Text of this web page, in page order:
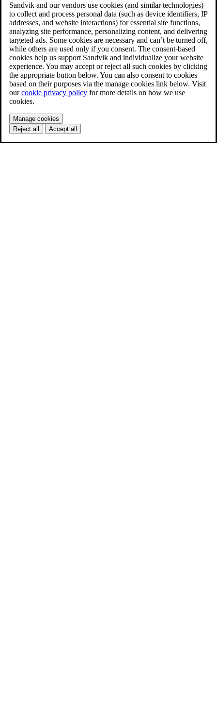
Sandvik and our vendors use cookies (and similar technologies)
to collect and process personal data (such as device identifiers, IP
addresses, and website interactions) for essential site functions,
analyzing site performance, personalizing content, and delivering
targeted ads. Some cookies are necessary and can’t be turned off,
while others are used only if you consent. The consent-based
cookies help us support Sandvik and individualize your website
experience. You may accept or reject all such cookies by clicking
the appropriate button below. You can also consent to cookies
based on their purposes via the manage cookies link below. Visit
ourcookie privacy policy for more details on how we use
cookies.
Manage cookies
Reject all
Accept all